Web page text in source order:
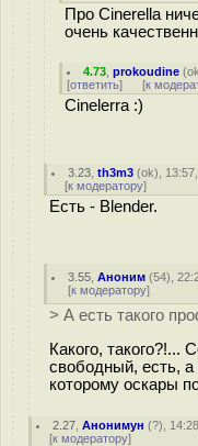
Про Cinerella
очень
4.73 ,prokoudine (
[ответить] [к
Cinelerra :)
3.23 ,th3m3 (ok),
[к модератору]
Есть - Blender.
3.55 ,Аноним (54),
[к модератору]
> А есть такого
Какого, такого?!...
свободный, есть, а
которому оскары
2.27 ,Анонимун (?),
[к модератору]